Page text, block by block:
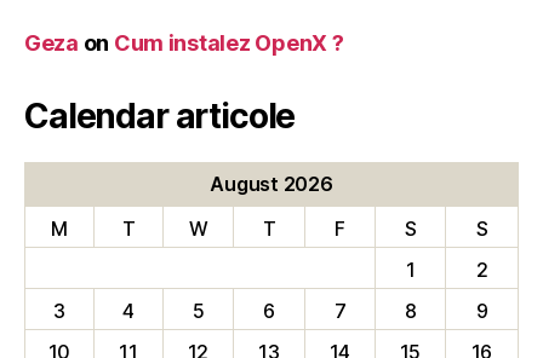
Geza on Cum instalez OpenX ?
Calendar articole
August 2026
M
T W T F S
S
1
2
3
4 5 6 7 8
9
10
11 12 13 14 15 16